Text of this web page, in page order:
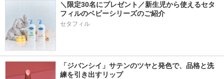
＼限定30名にプレゼント／新生児から使えるセタ
フィルのベビーシリーズのご紹介
セタフィル
「ジバンシイ」サテンのツヤと発色で、品格と洗
練を引き出すリップ